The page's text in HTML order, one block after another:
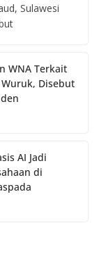
Sulawesi
WNA Terkait
Disebut
AI Jadi
di